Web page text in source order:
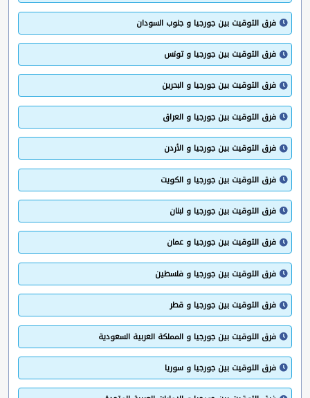
فرق التوقيت بين جورجيا و جنوب السودان
فرق التوقيت بين جورجيا و تونس
فرق التوقيت بين جورجيا و البحرين
فرق التوقيت بين جورجيا و العراق
فرق التوقيت بين جورجيا و الأردن
فرق التوقيت بين جورجيا و الكويت
فرق التوقيت بين جورجيا و لبنان
فرق التوقيت بين جورجيا و عمان
فرق التوقيت بين جورجيا و فلسطين
فرق التوقيت بين جورجيا و قطر
فرق التوقيت بين جورجيا و المملكة العربية السعودية
فرق التوقيت بين جورجيا و سوريا